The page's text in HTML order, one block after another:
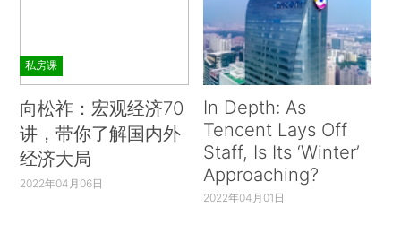
私房课
向松祚：宏观经济70
讲，带你了解国内外
经济大局
2022年04月06日
In Depth: As
Tencent Lays Off
Staff, Is Its ‘Winter’
Approaching?
2022年04月01日